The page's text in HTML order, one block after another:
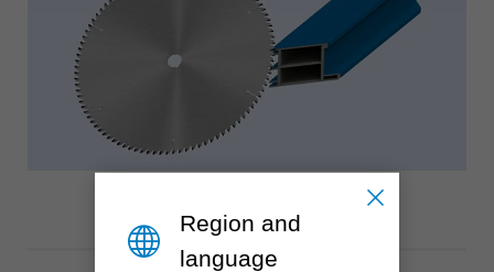
Region and
language